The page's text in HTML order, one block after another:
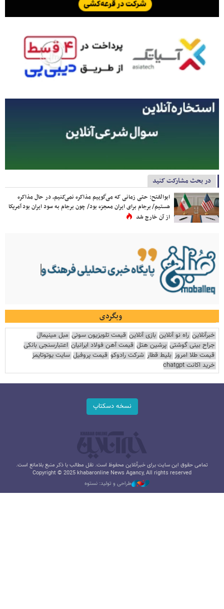
در بحث مشارکت کنید
ابوالفتح: حتی زمانی که می‌گوییم مذاکره نمی‌کنیم، در حال مذاکره
هستیم/ برجام برای ایران معجزه بود/ چون برجام به سود ایران بود آمریکا
از آن خارج شد
وبگردی
خبرآنلاین راه نو آنلاین بازی آنلاین قیمت تلویزیون سونی مبل مینیمال
جراح بینی گوشتی پرشین هتل قیمت آهن فولاد ایرانیان اعتبارسنجی بانکی
قیمت طلا امروز بلیط قطار شرکت رادوکو قیمت پروفیل سایت یوتوتایمز
خرید اکانت chatgpt
نسخه دسکتاپ
تمامی حقوق این سایت برای خبرآنلاین محفوظ است. نقل مطالب با ذکر منبع بلامانع است.
Copyright © 2025 khabaronline News Agancy, All rights reserved
طراحی و تولید: نستوه